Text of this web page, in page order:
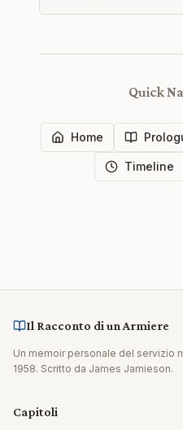
Quick
Home
Timeline
Il Racconto di un Armiere
Un memoir personale del servizio
1958. Scritto da James Jamieson.
Capitoli